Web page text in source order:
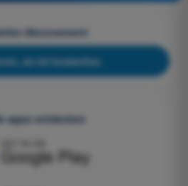
Abonnement
es ist kostenlos
apps entdecken